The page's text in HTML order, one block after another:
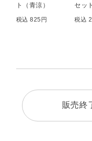
ト（青涼）
税込 825円
セッ
税込
販売終